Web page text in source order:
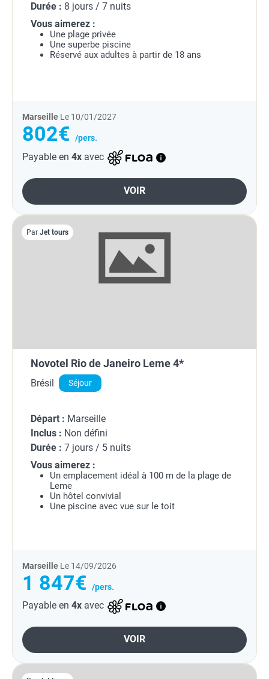
Durée : 8 jours / 7 nuits
Vous aimerez :
Une plage privée
Une superbe piscine
Réservé aux adultes à partir de 18 ans
Marseille Le 10/01/2027
802€ /pers.
Payable en 4x avec
VOIR
Par Jet tours
Novotel Rio de Janeiro Leme 4*
Brésil Séjour
Départ : Marseille
Inclus : Non défini
Durée : 7 jours / 5 nuits
Vous aimerez :
Un emplacement idéal à 100 m de la plage de
Leme
Un hôtel convivial
Une piscine avec vue sur le toit
Marseille Le 14/09/2026
1 847€ /pers.
Payable en 4x avec
VOIR